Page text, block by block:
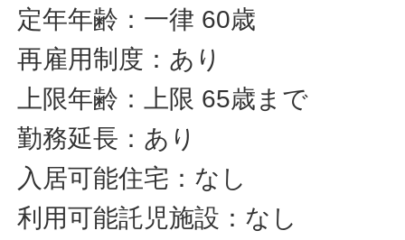
定年年齢：一律 60歳
再雇用制度：あり
上限年齢：上限 65歳まで
勤務延長：あり
入居可能住宅：なし
利用可能託児施設：なし